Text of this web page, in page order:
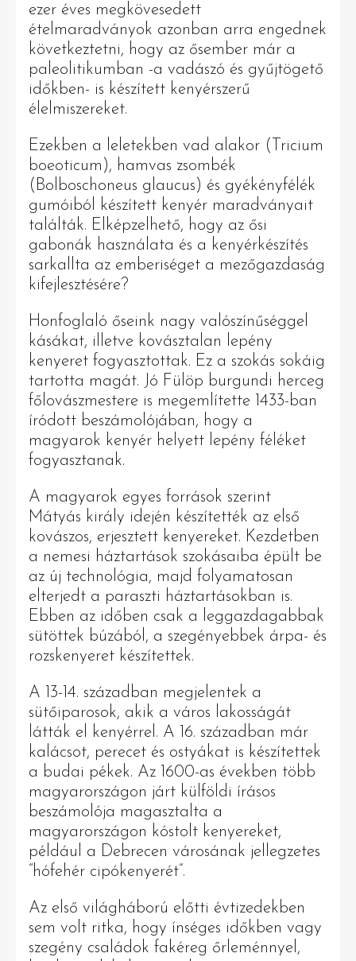
ezer éves megkövesedett
ételmaradványok azonban arra engednek
következtetni, hogy az ősember már a
paleolitikumban -a vadászó és gyűjtögető
időkben- is készített kenyérszerű
élelmiszereket.
Ezekben a leletekben vad alakor (Tricium
boeoticum), hamvas zsombék
(Bolboschoneus glaucus) és gyékényfélék
gumóiból készített kenyér maradványait
találták. Elképzelhető, hogy az ősi
gabonák használata és a kenyérkészítés
sarkallta az emberiséget a mezőgazdaság
kifejlesztésére?
Honfoglaló őseink nagy valószínűséggel
kásákat, illetve kovásztalan lepény
kenyeret fogyasztottak. Ez a szokás sokáig
tartotta magát. Jó Fülöp burgundi herceg
főlovászmestere is megemlítette 1433-ban
íródott beszámolójában, hogy a
magyarok kenyér helyett lepény féléket
fogyasztanak.
A magyarok egyes források szerint
Mátyás király idején készítették az első
kovászos, erjesztett kenyereket. Kezdetben
a nemesi háztartások szokásaiba épült be
az új technológia, majd folyamatosan
elterjedt a paraszti háztartásokban is.
Ebben az időben csak a leggazdagabbak
sütöttek búzából, a szegényebbek árpa- és
rozskenyeret készítettek.
A 13-14. században megjelentek a
sütőiparosok, akik a város lakosságát
látták el kenyérrel. A 16. században már
kalácsot, perecet és ostyákat is készítettek
a budai pékek. Az 1600-as években több
magyarországon járt külföldi írásos
beszámolója magasztalta a
magyarországon kóstolt kenyereket,
például a Debrecen városának jellegzetes
“hófehér cipókenyerét”.
Az első világháború előtti évtizedekben
sem volt ritka, hogy ínséges időkben vagy
szegény családok fakéreg őrleménnyel,